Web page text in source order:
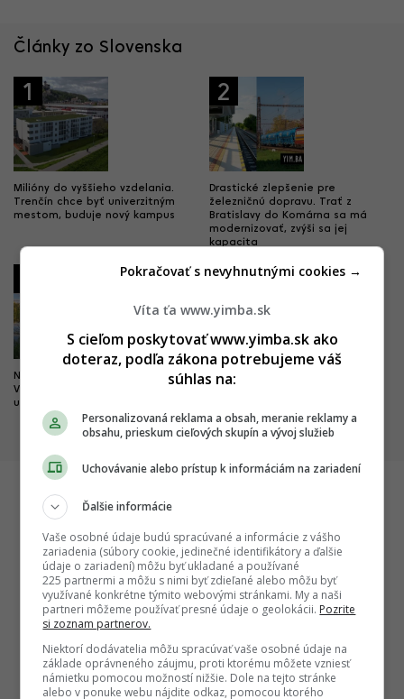
Články zo Slovenska
1
Milióny do vyššieho vzdelania.
Trenčín chce byť univerzitným
mestom, buduje nový kampus
2
Drastické zlepšenie pre
železničnú dopravu. Trať z
Bratislavy do Komárna sa má
modernizovať, zvýši sa jej
kapacita
Nová pýcha mesta kultúry.
Výnimočný park čoskoro doplní
unikátny most
4
Dobré správy z najväčších
dôležité míľniky
Víta ťa www.yimba.sk
S cieľom poskytovať www.yimba.sk ako
doteraz, podľa zákona potrebujeme váš
súhlas na:
Personalizovaná reklama a obsah, meranie reklamy a
obsahu, prieskum cieľových skupín a vývoj služieb
Uchovávanie alebo prístup k informáciám na zariadení
Ďalšie informácie
Vaše osobné údaje budú spracúvané a informácie z vášho
zariadenia (súbory cookie, jedinečné identifikátory a ďalšie
údaje o zariadení) môžu byť ukladané a používané
225 partnermi a môžu s nimi byť zdieľané alebo môžu byť
využívané konkrétne týmito webovými stránkami. My a naši
partneri môžeme používať presné údaje o geolokácii. Pozrite
si zoznam partnerov.
Niektorí dodávatelia môžu spracúvať vaše osobné údaje na
základe oprávneného záujmu, proti ktorému môžete vzniesť
námietku pomocou možností nižšie. Dole na tejto stránke
alebo v ponuke webu nájdite odkaz, pomocou ktorého
Pokračovať s nevyhnutnými cookies →